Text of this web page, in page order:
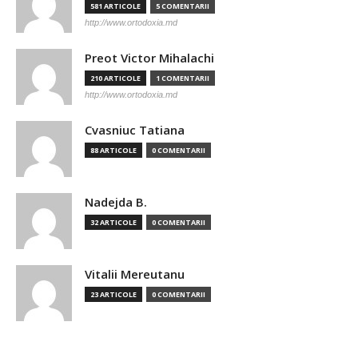
581 ARTICOLE 5 COMENTARII
http://www.ortodoxia.md
Preot Victor Mihalachi
210 ARTICOLE 1 COMENTARII
http://www.ortodoxia.md
Cvasniuc Tatiana
88 ARTICOLE 0 COMENTARII
Nadejda B.
32 ARTICOLE 0 COMENTARII
Vitalii Mereutanu
23 ARTICOLE 0 COMENTARII